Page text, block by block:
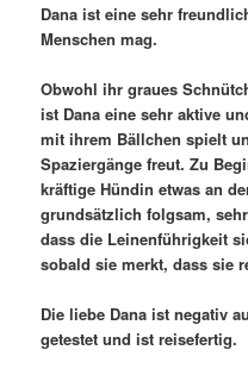
Dana ist eine sehr
Menschen mag.
Obwohl ihr graues
ist Dana eine sehr aktive
mit ihrem Bällchen spielt
Spaziergänge freut. Zu
kräftige Hündin etwas an
grundsätzlich folgsam,
dass die Leinenführigkeit
sobald sie merkt, dass sie
Die liebe Dana ist negativ
getestet und ist reisefertig.